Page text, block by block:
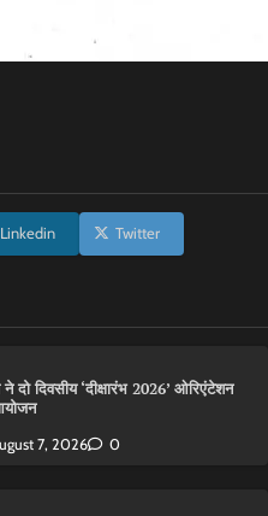
Linkedin Twitter
ने दो दिवसीय ‘दीक्षारंभ 2026’ ओरिएंटेशन
7, 2026 0